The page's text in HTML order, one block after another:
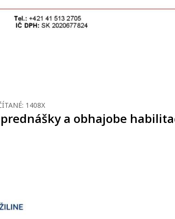
1408X
a obhajobe